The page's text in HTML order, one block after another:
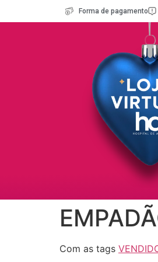
Forma de pagamento
Com as tags